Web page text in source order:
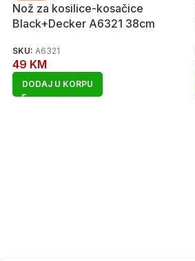
Nož za kosilice-kosačice
Black+Decker A6321 38cm
SKU: A6321
49 KM
DODAJ U KORPU